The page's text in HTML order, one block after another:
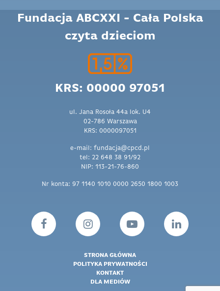
Fundacja ABCXXI - Cała Polska
czyta dzieciom
KRS: 00000 97051
ul. Jana Rosoła 44a lok. U4
02-786 Warszawa
KRS: 0000097051
e-mail: fundacja@cpcd.pl
tel: 22 648 38 91/92
NIP: 113-21-76-860
Nr konta: 97 1140 1010 0000 2650 1800 1003
STRONA GŁÓWNA
POLITYKA PRYWATNOŚCI
KONTAKT
DLA MEDIÓW